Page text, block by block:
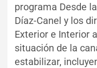
programa Desde
Díaz-Canel y los
Exterior e Interior
situación de la
estabilizar,